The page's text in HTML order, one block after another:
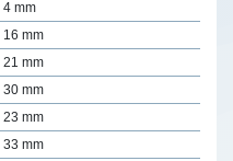
4 mm
16 mm
21 mm
30 mm
23 mm
33 mm